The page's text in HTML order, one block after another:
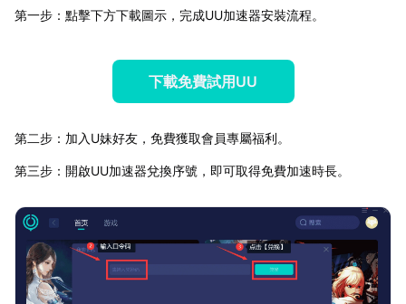
第一步：點擊下方下載圖示，完成UU加速器安裝流程。
下載免費試用UU
第二步：加入U妹好友，免費獲取會員專屬福利。
第三步：開啟UU加速器兌換序號，即可取得免費加速時長。